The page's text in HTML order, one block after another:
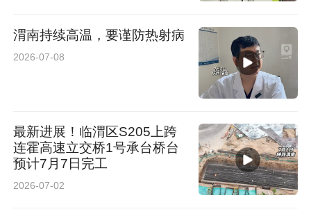
渭南持续高温，要谨防热射病
2026-07-08
最新进展！临渭区S205上跨
连霍高速立交桥1号承台桥台
预计7月7日完工
2026-07-02